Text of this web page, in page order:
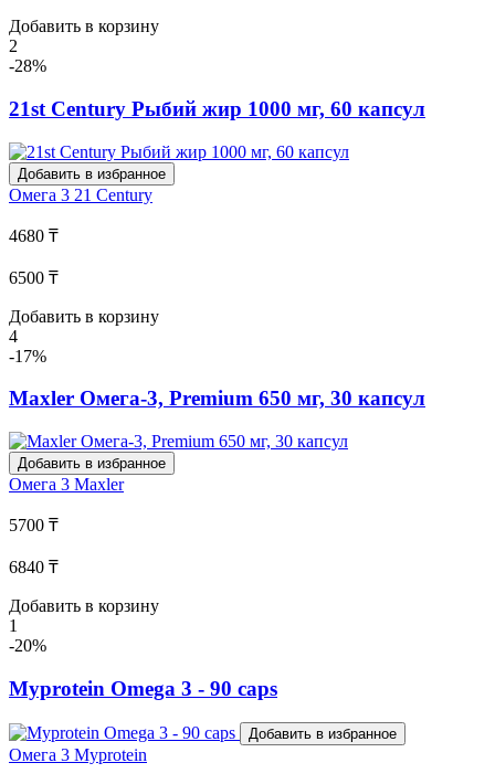
Добавить в корзину
2
-28%
21st Century Рыбий жир 1000 мг, 60 капсул
Добавить в избранное
Омега 3 21 Century
4680 ₸
6500 ₸
Добавить в корзину
4
-17%
Maxler Омега-3, Premium 650 мг, 30 капсул
Добавить в избранное
Омега 3 Maxler
5700 ₸
6840 ₸
Добавить в корзину
1
-20%
Myprotein Omega 3 - 90 caps
Добавить в избранное
Омега 3 Myprotein